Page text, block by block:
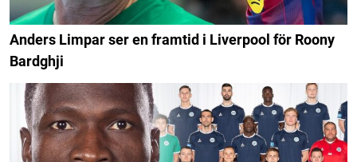
Anders Limpar ser en framtid i Liverpool för Roony
Bardghji